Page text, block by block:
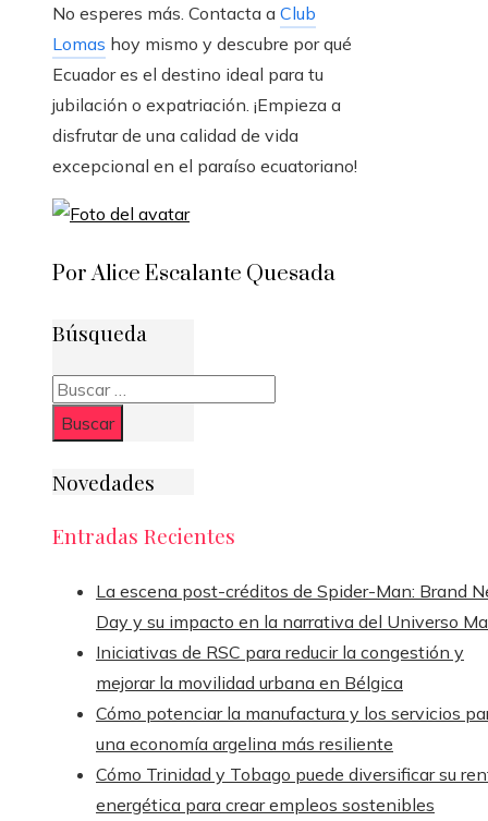
No esperes más. Contacta a Club
Lomas hoy mismo y descubre por qué
Ecuador es el destino ideal para tu
jubilación o expatriación. ¡Empieza a
disfrutar de una calidad de vida
excepcional en el paraíso ecuatoriano!
Por Alice Escalante Quesada
Búsqueda
Buscar:
Novedades
Entradas Recientes
La escena post-créditos de Spider-Man: Brand
Day y su impacto en la narrativa del Universo
Iniciativas de RSC para reducir la congestión y
mejorar la movilidad urbana en Bélgica
Cómo potenciar la manufactura y los servicios
una economía argelina más resiliente
Cómo Trinidad y Tobago puede diversificar su
energética para crear empleos sostenibles